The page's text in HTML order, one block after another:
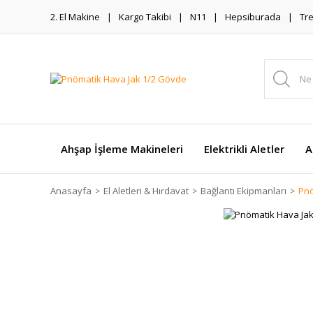
2. El Makine Kargo Takibi N11 Hepsiburada
Ahşap İşleme Makineleri Elektrikli Aletler
Anasayfa El Aletleri & Hırdavat Bağlantı Ekipmanları